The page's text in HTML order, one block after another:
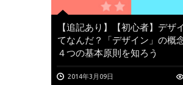
【追記あり】【初心者】デザ
てなんだ？「デザイン」の概念
４つの基本原則を知ろう
2014年3月09日